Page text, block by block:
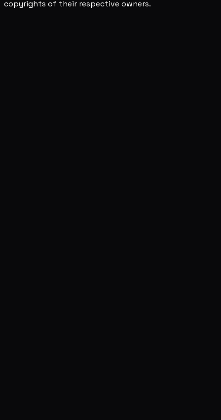
copyrights of their respective owners.